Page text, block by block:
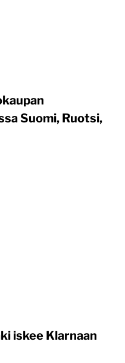
Suomi, Ruotsi,
iskee Klarnaan